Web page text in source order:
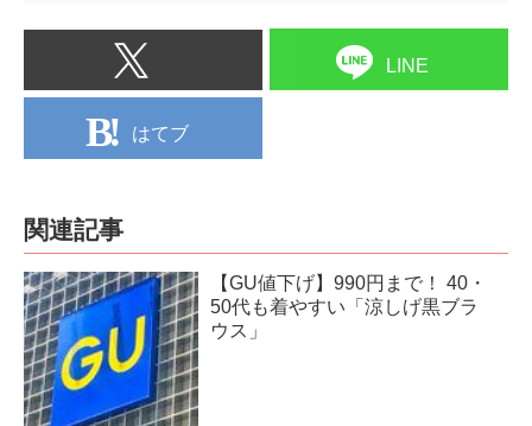
LINE
はてブ
関連記事
【GU値下げ】990円まで！ 40・
50代も着やすい「涼しげ黒ブラ
ウス」